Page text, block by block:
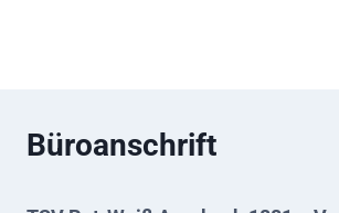
Büroanschrift